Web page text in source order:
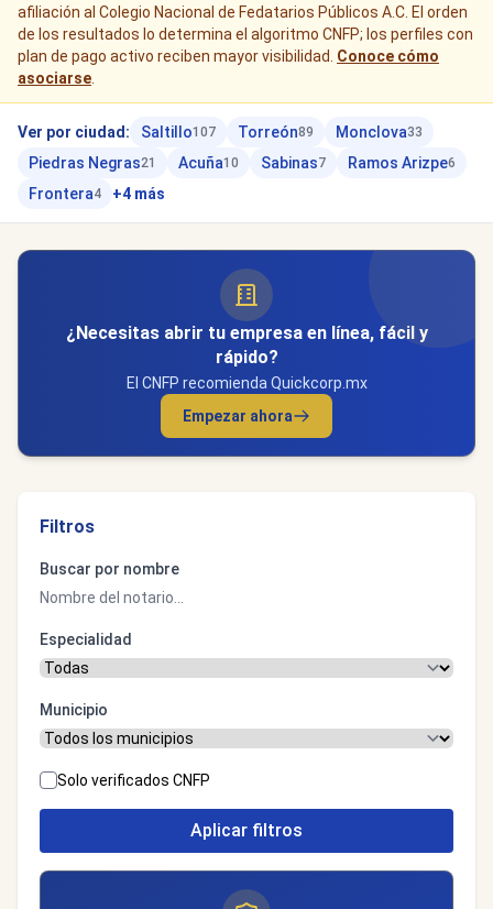
afiliación al Colegio Nacional de Fedatarios Públicos A.C. El orden
de los resultados lo determina el algoritmo CNFP; los perfiles con
plan de pago activo reciben mayor visibilidad. Conoce cómo
asociarse
Ver por ciudad: Saltillo107 Torreón89 Monclova33
Piedras Negras21 Acuña10 Sabinas7 Ramos Arizpe6
Frontera4 +4 más
¿Necesitas abrir tu empresa en línea, fácil y
rápido?
El CNFP recomienda Quickcorp.mx
Empezar ahora
Filtros
Buscar por nombre
Especialidad
Municipio
Solo verificados CNFP
Aplicar filtros